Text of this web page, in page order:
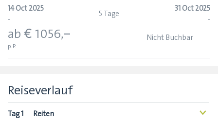
14 Oct 2025
-
5 Tage
31 Oct 2025
-
ab € 1056,–
p.P.
Nicht Buchbar
Reiseverlauf
Tag 1 Reiten <